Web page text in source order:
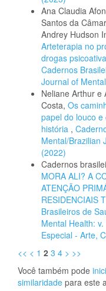
Ana Claudia
Santos da
Andrey Hudson
Arteterapia no
drogas
Cadernos
Journal of
Neliane Arthur e
Costa, Os
papel do louco
história ,
Mental/Brazilian
(2022)
Cadernos
MORA ALI? A
ATENÇÃO
RESIDENCIAIS
Brasileiros de
Mental Health:
Especial - Arte,
<< < 1 2 3 4 > >>
Você também pode
similaridade para este